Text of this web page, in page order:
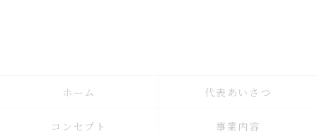
ホーム 代表あいさつ
コンセプト 事業内容